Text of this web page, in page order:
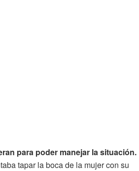
para poder manejar la situación.
tapar la boca de la mujer con su